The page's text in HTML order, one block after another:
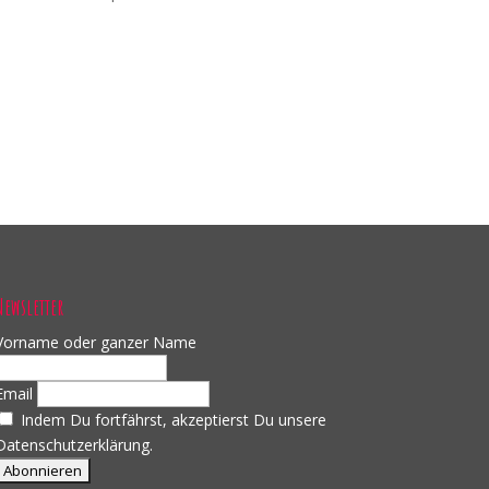
oder ganzer Name
Indem Du fortfährst, akzeptierst Du unsere